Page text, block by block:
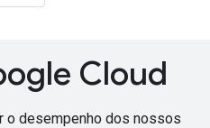
Cloud
o desempenho dos nossos